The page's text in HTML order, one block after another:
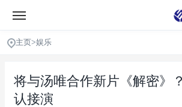
主页>娱乐
将与汤唯合作新片《解密》
认接演